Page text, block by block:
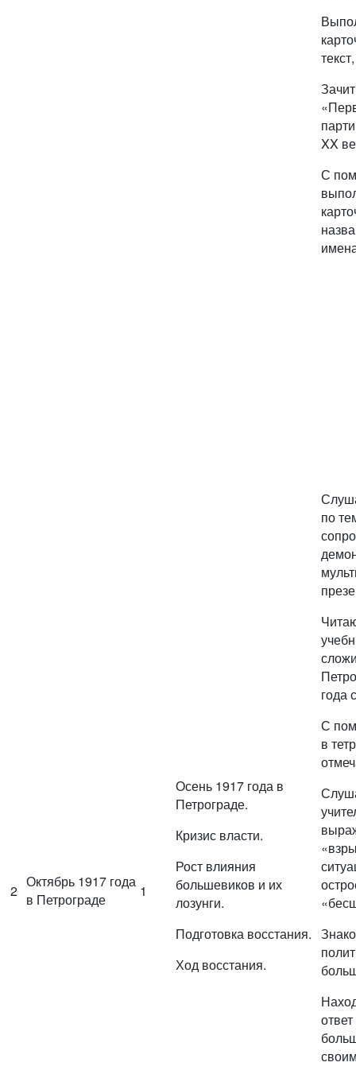
XX
С
2
Октябрь 1917 года
в Петрограде
1
Осень 1917 года в
Петрограде.
Кризис власти.
Рост влияния
большевиков и их
лозунги.
Подготовка восстания.
Ход восстания.
по
года
С
в